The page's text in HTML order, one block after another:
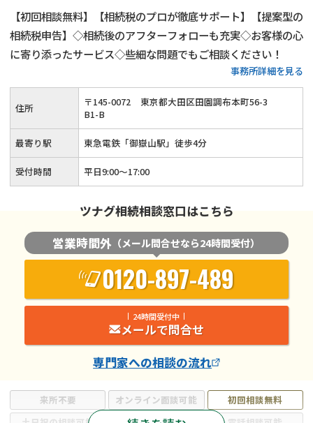
【初回相談無料】【相続税のプロが徹底サポート】【提案型の
相続税申告】◇相続後のアフターフォローも充実◇お客様の心
に寄り添ったサービス◇些細な問題でもご相談ください！
事務所詳細を見る
来所不要 オンライン面談可能
初回相談無料
住所 〒145-0072
東京都大田区田園調布本町56-3
B1-B
最寄り駅 東急電鉄「御嶽山駅」徒歩4分
受付時間 平日9:00〜17:00
ツナグ相続相談窓口はこちら
営業時間外 （メール問合せなら24時間受付）
0120-897-489
24時間受付中
メールで問合せ
専門家への相談の流れ